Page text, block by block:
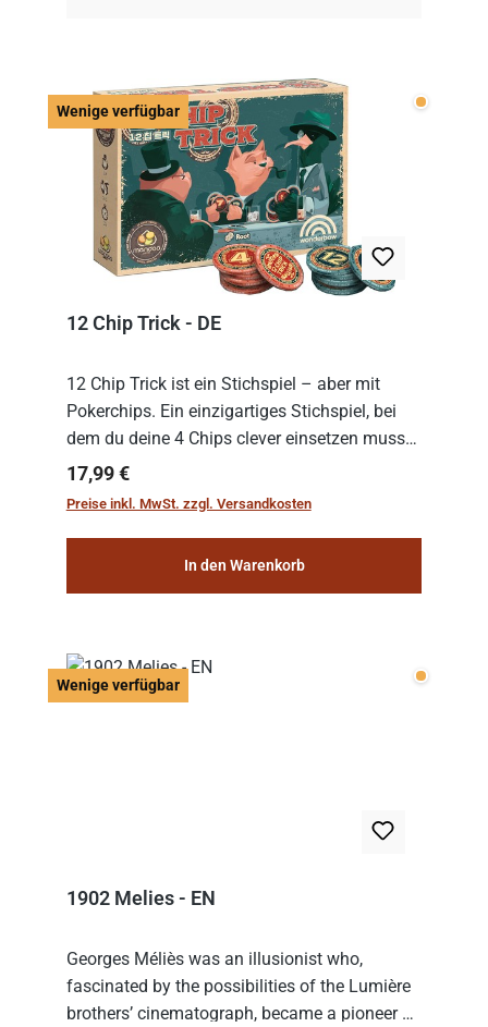
Wenige verfügbar Wenige
12 Chip Trick - DE
12 Chip Trick ist ein Stichspiel – aber mit
Pokerchips. Ein einzigartiges Stichspiel, bei
dem du deine 4 Chips clever einsetzen musst.
Wer die Chips mit dem höchsten Gesamtwert
hat, gewinnt die Runde. Aber Vorsicht: D...
Regulärer Preis:
17,99 €
Preise inkl. MwSt. zzgl. Versandkosten
In den Warenkorb
Wenige verfügbar Wenige
1902 Melies - EN
Georges Méliès was an illusionist who,
fascinated by the possibilities of the Lumière
brothers’ cinematograph, became a pioneer of